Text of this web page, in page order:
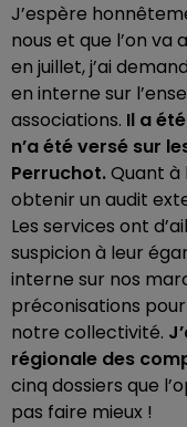
J’espère
nous et que l’on va
en juillet, j’ai
en interne sur
associations. Il a
n’a été versé sur
Perruchot.Quant à
obtenir un audit
Les services ont
suspicion à leur
interne sur nos
préconisations
notre collectivité.
régionale des
cinq dossiers que
pas faire mieux !